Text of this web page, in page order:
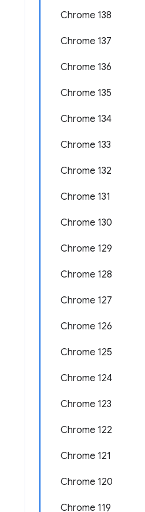
Chrome 138
Chrome 137
Chrome 136
Chrome 135
Chrome 134
Chrome 133
Chrome 132
Chrome 131
Chrome 130
Chrome 129
Chrome 128
Chrome 127
Chrome 126
Chrome 125
Chrome 124
Chrome 123
Chrome 122
Chrome 121
Chrome 120
Chrome 119